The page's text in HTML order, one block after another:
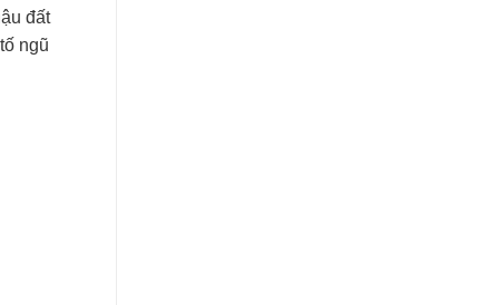
đất
ngũ